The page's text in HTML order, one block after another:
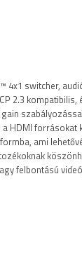
4x1 switcher,
2.3
HDMI
ami
felbontású